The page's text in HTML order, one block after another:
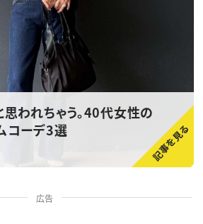
思われちゃう。40代女性の
コーデ3選
広告